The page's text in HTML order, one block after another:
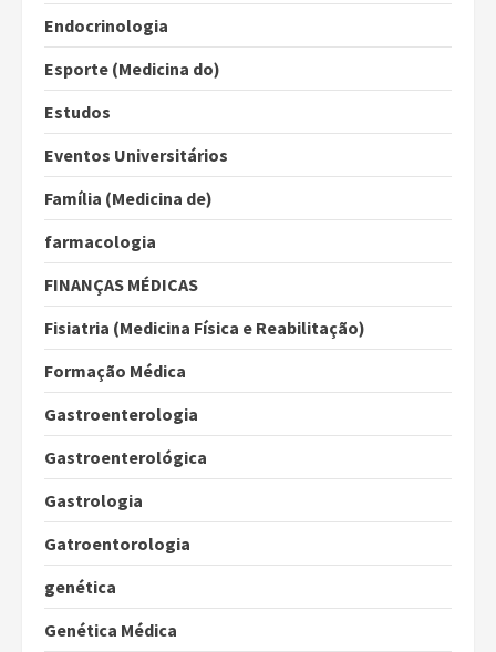
Endocrinologia
Esporte (Medicina do)
Estudos
Eventos Universitários
Família (Medicina de)
farmacologia
FINANÇAS MÉDICAS
Fisiatria (Medicina Física e Reabilitação)
Formação Médica
Gastroenterologia
Gastroenterológica
Gastrologia
Gatroentorologia
genética
Genética Médica